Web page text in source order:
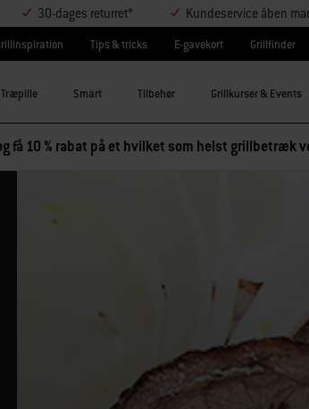
30-dages returret* Kundeservice åben
Tips & tricks E-gavekort Grillfinder
Træpille Smart Tilbehør Grillkurser & Events
få 10 % rabat på et hvilket som helst grillbetræk